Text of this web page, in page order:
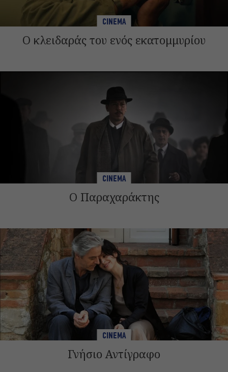
CINEMA
Ο κλειδαράς του ενός εκατομμυρίου
CINEMA
Ο Παραχαράκτης
CINEMA
Γνήσιο Αντίγραφο